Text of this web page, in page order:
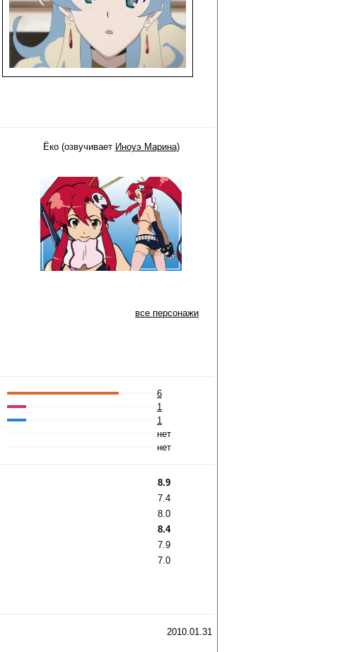
Ёко (озвучивает Иноуэ Марина)
все персонажи
6
1
1
нет
нет
8.9
7.4
8.0
8.4
7.9
7.0
2010.01.31